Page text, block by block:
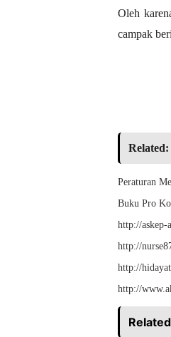
Oleh
campak
Related:
Peraturan
Buku Pro
http://askep-
http://
http://
http://